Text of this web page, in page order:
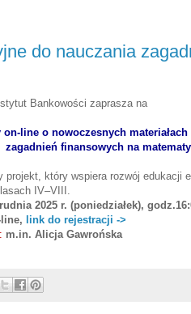
do nauczania
Bankowości zaprasza na
on-line o nowoczesnych
zagadnień finansowych na
projekt, który wspiera rozwój edukacji
IV–VIII.
2025 r. (poniedziałek),
link do rejestracji ->
m.in. Alicja Gawrońska